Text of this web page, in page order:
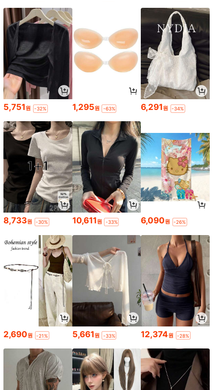
5,751원 -32% 1,295원 -63% 6,291원 -34%
8,733원 -30% 10,611원 -33% 6,090원 -26%
2,690원 -21% 5,661원 -33% 12,374원 -28%